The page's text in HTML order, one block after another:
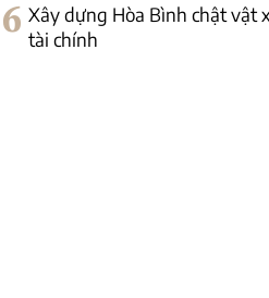
6 Xây dựng Hòa Bình chật vật
tài chính